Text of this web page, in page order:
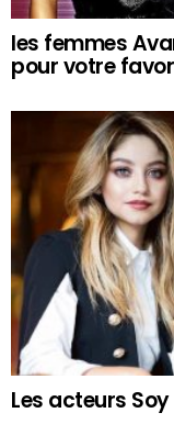
les femmes
pour votre
Les acteurs